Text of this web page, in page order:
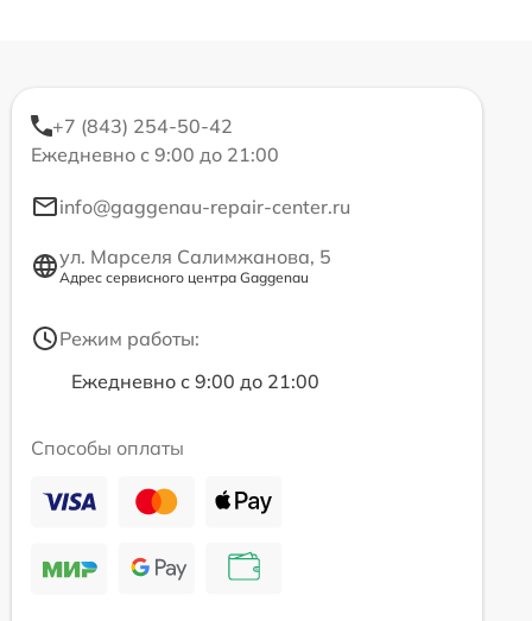
+7 (843) 254-50-42
Ежедневно с 9:00 до 21:00
info@gaggenau-repair-center.ru
ул. Марселя Салимжанова, 5
Адрес сервисного центра Gaggenau
Режим работы:
Ежедневно с 9:00 до 21:00
Способы оплаты